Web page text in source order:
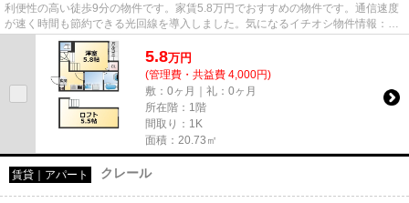
利便性の高い徒歩9分の物件です。家賃5.8万円でおすすめの物件です。通信速度
が速く時間も節約できる光回線を導入しました。気になるイチオシ物件情報：
「ハーモニーテラス本庄町」。...
5.8万円
(管理費・共益費 4,000円)
敷：0ヶ月｜礼：0ヶ月
所在階：1階
間取り：1K
面積：20.73㎡
賃貸｜アパート クレール